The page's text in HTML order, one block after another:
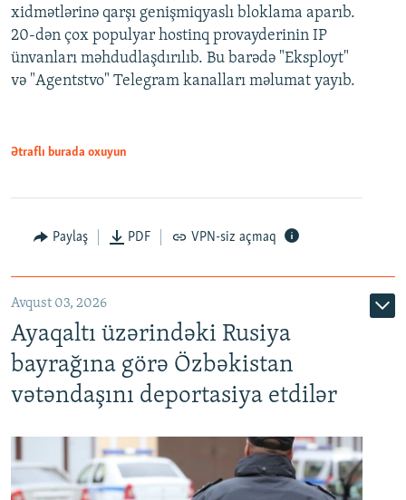
xidmətlərinə qarşı genişmiqyaslı bloklama aparıb.
20-dən çox populyar hostinq provayderinin IP
ünvanları məhdudlaşdırılıb. Bu barədə "Eksployt"
və "Agentstvo" Telegram kanalları məlumat yayıb.
Ətraflı burada oxuyun
Paylaş PDF VPN-siz açmaq
Avqust 03, 2026
Ayaqaltı üzərindəki Rusiya
bayrağına görə Özbəkistan
vətəndaşını deportasiya etdilər